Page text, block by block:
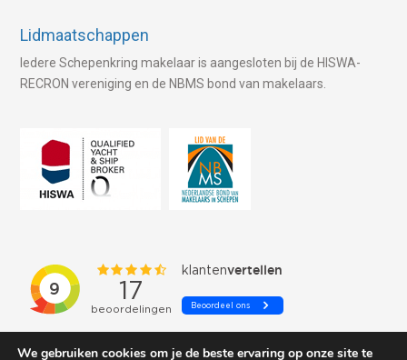
Lidmaatschappen
Iedere Schepenkring makelaar is aangesloten bij de HISWA-
RECRON vereniging en de NBMS bond van makelaars.
We gebruiken cookies om je de beste ervaring op onze site te